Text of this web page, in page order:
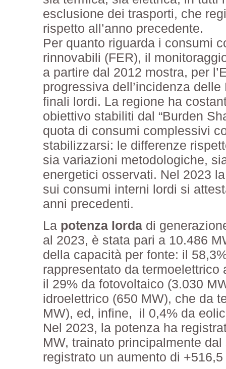
esclusione dei trasporti, che
rispetto all’anno precedente.
Per quanto riguarda i consumi
rinnovabili (FER), il
a partire dal 2012 mostra, per
progressiva dell’incidenza
finali lordi. La regione ha
obiettivo stabiliti dal “Burden
quota di consumi complessivi
stabilizzarsi: le differenze
sia variazioni metodologiche,
energetici osservati. Nel 2023
sui consumi interni lordi si
anni precedenti.
La potenza lorda di
al 2023, è stata pari a 10.486
della capacità per fonte: il
rappresentato da
il 29% da fotovoltaico (3.030
idroelettrico (650 MW), che da
MW), ed, infine, il 0,4% da
Nel 2023, la potenza ha
MW, trainato principalmente
registrato un aumento di